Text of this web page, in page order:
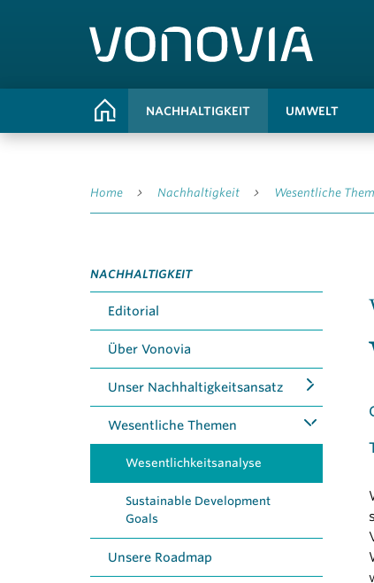
NACHHALTIGKEIT UMWELT
Home Nachhaltigkeit Wesentliche
NACHHALTIGKEIT
Editorial
Über Vonovia
Unser Nachhaltigkeits­ansatz
Wesentliche Themen
Wesentlichkeitsanalyse
Sustainable Development
Goals
Unsere Roadmap